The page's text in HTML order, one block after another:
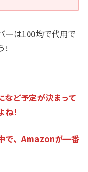
ーは100均で代用で
!
など予定が決まって
ね!
で、Amazonが一番